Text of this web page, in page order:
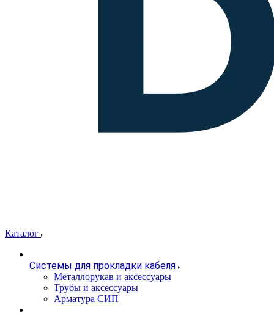
Каталог
Системы для прокладки кабеля
Металлорукав и аксессуары
Трубы и аксессуары
Арматура СИП